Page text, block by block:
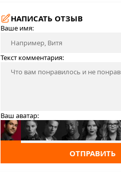
НАПИСАТЬ ОТЗЫВ
Ваше имя:
Текст комментария:
Ваш аватар:
ОТПРАВИТЬ